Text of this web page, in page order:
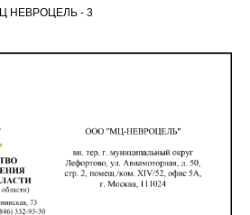
НЕВРОЦЕЛЬ - 3